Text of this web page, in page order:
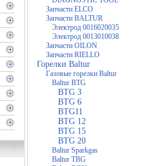
Запчасти ELCO
Запчасти BALTUR
Электрод 0016020035
Электрод 0013010038
Запчасти OILON
Запчасти RIELLO
Горелки Baltur
Газовые горелки Baltur
Baltur BTG
BTG 3
BTG 6
BTG11
BTG 12
BTG 15
BTG 20
Baltur Sparkgas
Baltur TBG